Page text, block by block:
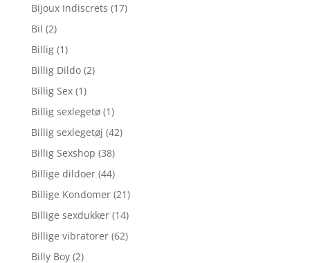
Bijoux Indiscrets (17)
Bil (2)
Billig (1)
Billig Dildo (2)
Billig Sex (1)
Billig sexlegetø (1)
Billig sexlegetøj (42)
Billig Sexshop (38)
Billige dildoer (44)
Billige Kondomer (21)
Billige sexdukker (14)
Billige vibratorer (62)
Billy Boy (2)